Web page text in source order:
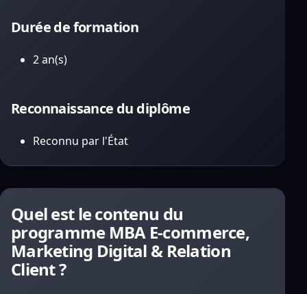
Durée de formation
2 an(s)
Reconnaissance du diplôme
Reconnu par l'État
Quel est le contenu du
programme MBA E-commerce,
Marketing Digital & Relation
Client ?